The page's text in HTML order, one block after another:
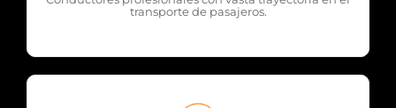
transporte de pasajeros.